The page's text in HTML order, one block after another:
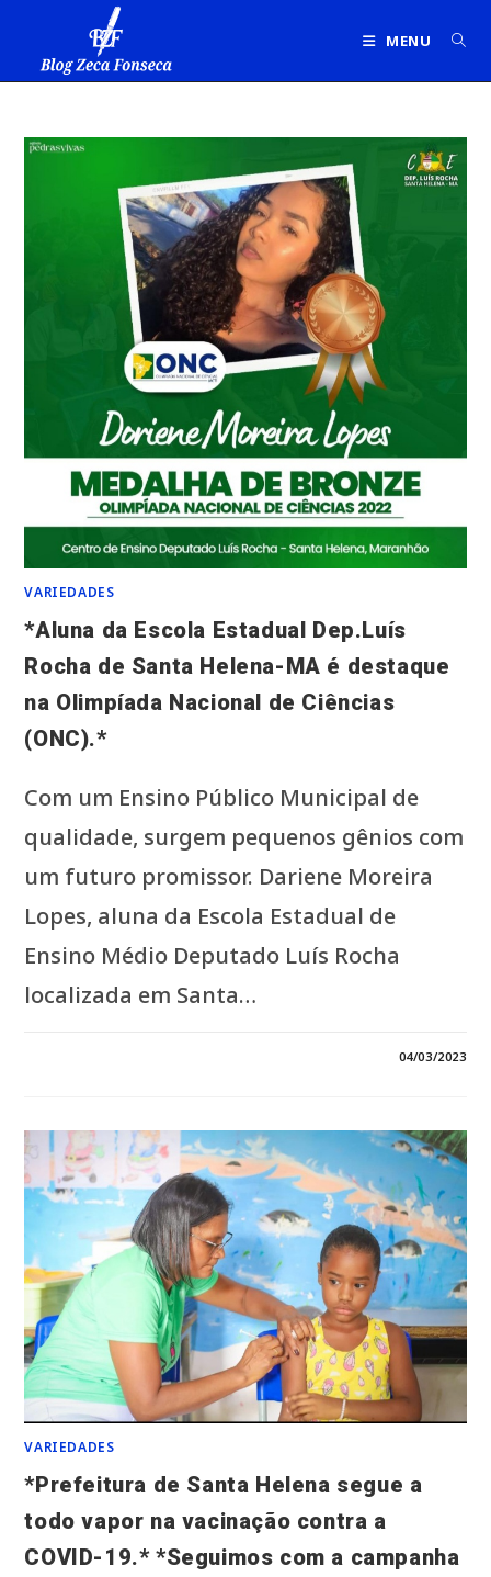
MENU
VARIEDADES
*Aluna da Escola Estadual Dep.Luís
Rocha de Santa Helena-MA é destaque
na Olimpíada Nacional de Ciências
(ONC).*
Com um Ensino Público Municipal de
qualidade, surgem pequenos gênios com
um futuro promissor. Dariene Moreira
Lopes, aluna da Escola Estadual de
Ensino Médio Deputado Luís Rocha
localizada em Santa…
04/03/2023
VARIEDADES
*Prefeitura de Santa Helena segue a
todo vapor na vacinação contra a
COVID-19.* *Seguimos com a campanha